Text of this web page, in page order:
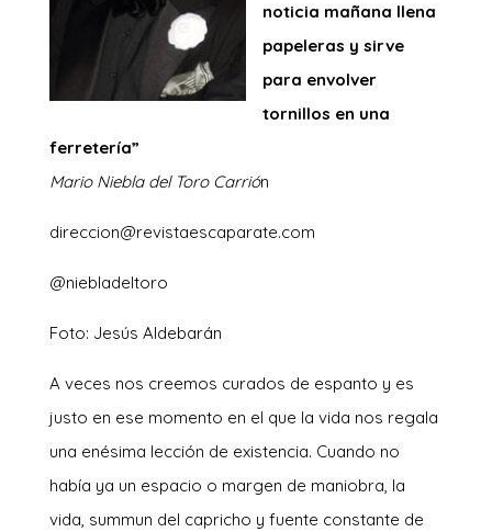
noticia mañana llena
papeleras y sirve
para envolver
tornillos en una
ferretería”
Mario Niebla del Toro Carrión
direccion@revistaescaparate.com
@niebladeltoro
Foto: Jesús Aldebarán
A veces nos creemos curados de espanto y es
justo en ese momento en el que la vida nos regala
una enésima lección de existencia. Cuando no
había ya un espacio o margen de maniobra, la
vida, summun del capricho y fuente constante de